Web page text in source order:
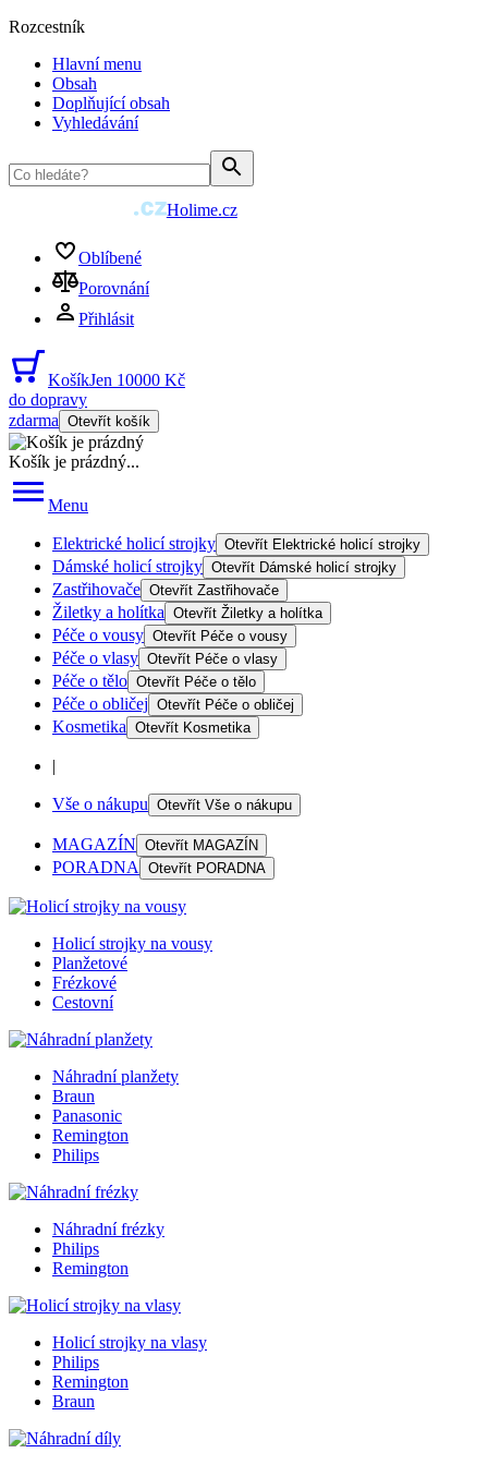
Rozcestník
Hlavní menu
Obsah
Doplňující obsah
Vyhledávání
Holime.cz
Oblíbené
Porovnání
Přihlásit
KošíkJen 10000 Kč
do dopravy
zdarma Otevřít košík
Košík je prázdný...
Menu
Elektrické holicí strojky Otevřít Elektrické holicí strojky
Dámské holicí strojky Otevřít Dámské holicí strojky
Zastřihovače Otevřít Zastřihovače
Žiletky a holítka Otevřít Žiletky a holítka
Péče o vousy Otevřít Péče o vousy
Péče o vlasy Otevřít Péče o vlasy
Péče o tělo Otevřít Péče o tělo
Péče o obličej Otevřít Péče o obličej
Kosmetika Otevřít Kosmetika
|
Vše o nákupu Otevřít Vše o nákupu
MAGAZÍN Otevřít MAGAZÍN
PORADNA Otevřít PORADNA
Holicí strojky na vousy
Planžetové
Frézkové
Cestovní
Náhradní planžety
Braun
Panasonic
Remington
Philips
Náhradní frézky
Philips
Remington
Holicí strojky na vlasy
Philips
Remington
Braun